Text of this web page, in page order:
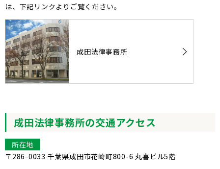
は、下記リンクよりご覧ください。
成田法律事務所
成田法律事務所の交通アクセス
所在地
〒286-0033 千葉県成田市花崎町800-6 丸喜ビル5階